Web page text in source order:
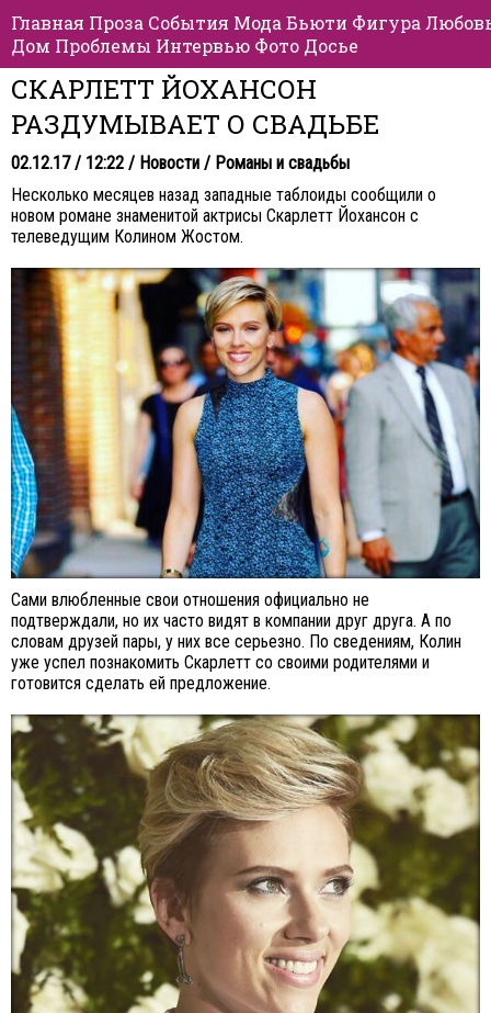
Главная Проза События Мода Бьюти Фигура
Дом Проблемы Интервью Фото Досье
СКАРЛЕТТ ЙОХАНСОН
РАЗДУМЫВАЕТ О СВАДЬБЕ
02.12.17 / 12:22 / Новости / Романы и свадьбы
Несколько месяцев назад западные таблоиды сообщили о
новом романе знаменитой актрисы Скарлетт Йохансон с
телеведущим Колином Жостом.
Сами влюбленные свои отношения официально не
подтверждали, но их часто видят в компании друг друга. А по
словам друзей пары, у них все серьезно. По сведениям, Колин
уже успел познакомить Скарлетт со своими родителями и
готовится сделать ей предложение.